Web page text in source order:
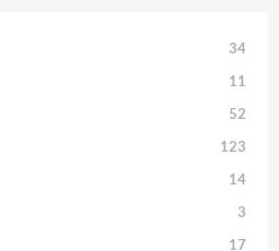
34
11
52
123
14
3
17